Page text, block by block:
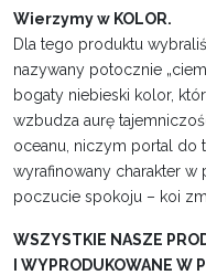
Wierzymy w KOLOR.
Dla tego produktu
nazywany potocznie
bogaty niebieski kolor,
wzbudza aurę
oceanu, niczym portal do
wyrafinowany charakter w
poczucie spokoju – koi
WSZYSTKIE NASZE
I WYPRODUKOWANE W